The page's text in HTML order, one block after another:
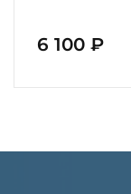
6 100 ₽